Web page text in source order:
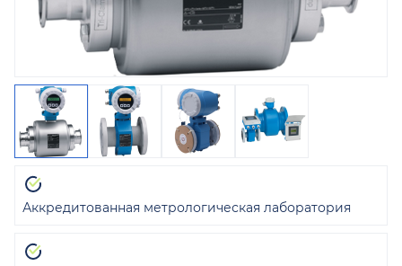
Аккредитованная метрологическая лаборатория